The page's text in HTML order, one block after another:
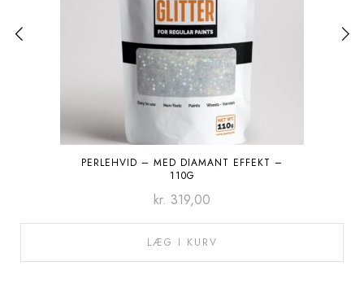
PERLEHVID – MED DIAMANT EFFEKT –
110G
kr. 319,00
LÆG I KURV